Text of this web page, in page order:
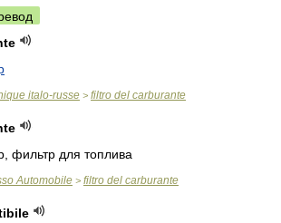
italo-russe > filtro del carburante
фильтр для топлива
Automobile > filtro del carburante